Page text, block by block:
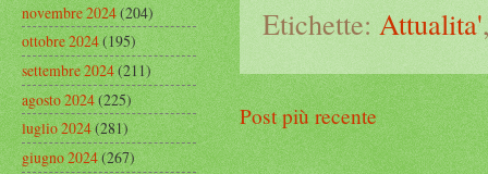
Etichette: Attualita'
Post più recente
novembre 2024(204)
ottobre 2024(195)
settembre 2024(211)
agosto 2024(225)
luglio 2024(281)
giugno 2024(267)